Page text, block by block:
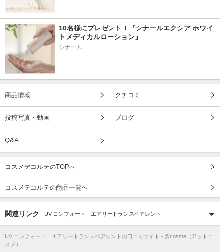
10名様にプレゼント！『シナールエクシア ホワイ
トメディカルローション』
シナール
商品情報 クチコミ
投稿写真・動画 ブログ
Q&A
コスメデコルテのTOPへ
コスメデコルテの商品一覧へ
関連リンク UV コンフォート エアリートランスペアレント
UV コンフォート エアリートランスペアレント の口コミサイト - @cosme（アットコ
スメ）